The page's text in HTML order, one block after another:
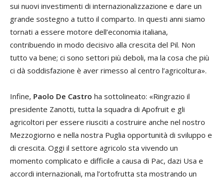
sui nuovi investimenti di internazionalizzazione e dare un
grande sostegno a tutto il comparto. In questi anni siamo
tornati a essere motore dell’economia italiana,
contribuendo in modo decisivo alla crescita del Pil. Non
tutto va bene; ci sono settori più deboli, ma la cosa che più
ci dà soddisfazione è aver rimesso al centro l’agricoltura».
Infine, Paolo De Castro ha sottolineato: «Ringrazio il
presidente Zanotti, tutta la squadra di Apofruit e gli
agricoltori per essere riusciti a costruire anche nel nostro
Mezzogiorno e nella nostra Puglia opportunità di sviluppo e
di crescita. Oggi il settore agricolo sta vivendo un
momento complicato e difficile a causa di Pac, dazi Usa e
accordi internazionali, ma l’ortofrutta sta mostrando un